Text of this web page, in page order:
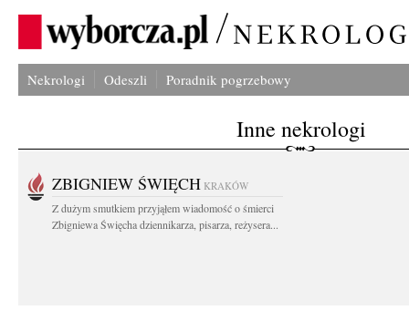
Nekrologi Odeszli Poradnik pogrzebowy
Inne nekrologi
ZBIGNIEW ŚWIĘCH KRAKÓW
Z dużym smutkiem przyjąłem wiadomość o śmierci
Zbigniewa Święcha dziennikarza, pisarza, reżysera...